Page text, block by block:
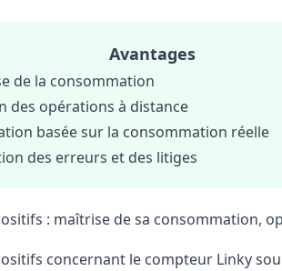
Avantages
de la consommation
des opérations à distance
basée sur la consommation réelle
des erreurs et des litiges
: maîtrise de sa consommation,
concernant le compteur Linky